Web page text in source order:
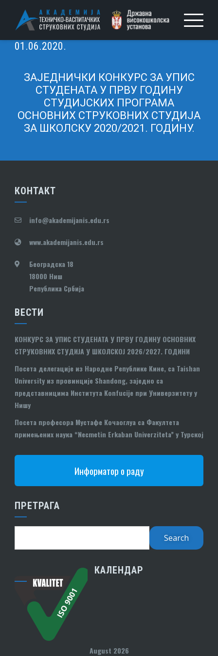
01.06.2020.
ЗАЈЕДНИЧКИ КОНКУРС ЗА УПИС
СТУДЕНАТА У ПРВУ ГОДИНУ
СТУДИЈСКИХ ПРОГРАМА
ОСНОВНИХ СТРУКОВНИХ СТУДИЈА
ЗА ШКОЛСКУ 2020/2021. ГОДИНУ.
КОНТАКТ
info@akademijanis.edu.rs
www.akademijanis.edu.rs
Београдска 18
18000 Ниш
Република Србија
ВЕСТИ
КОНКУРС ЗА УПИС СТУДЕНАТА У ПРВУ ГОДИНУ ОСНОВНИХ
СТРУКОВНИХ СТУДИЈА У ШКОЛСКОЈ 2026/2027. ГОДИНИ
Посета делегације из Народне Републике Кине, са Taishan
University из провинције Shandong, заједно са
представницима Института Konfucije при Универзитету у
Нишу
Посета професора Мустафе Кочаоглуа са Факултета
примењених наука “Necmetin Erkaban Univerziteta” у Турској
Информатор о раду
ПРЕТРАГА
КАЛЕНДАР
August 2026